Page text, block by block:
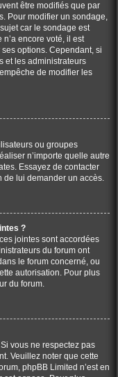
être modifiés que par
Pour modifier un sondage,
car le sondage est
encore voté, il est
options. Cependant, si
et les administrateurs
de modifier les
ou groupes
n’importe quelle autre
Essayez de contacter
de lui demander un accès.
?
jointes sont accordées
du forum ont
le forum concerné, ou
autorisation. Pour plus
du forum.
vous ne respectez pas
Veuillez noter que cette
phpBB Limited n’est en